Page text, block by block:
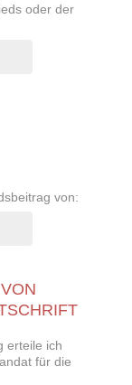
oder der
von:
erteile ich
für die